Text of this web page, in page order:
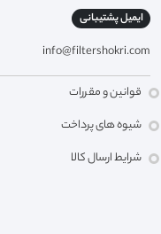
ایمیل پشتیبانی
info@filtershokri.com
قوانین و مقررات
شیوه های پرداخت
شرایط ارسال کالا